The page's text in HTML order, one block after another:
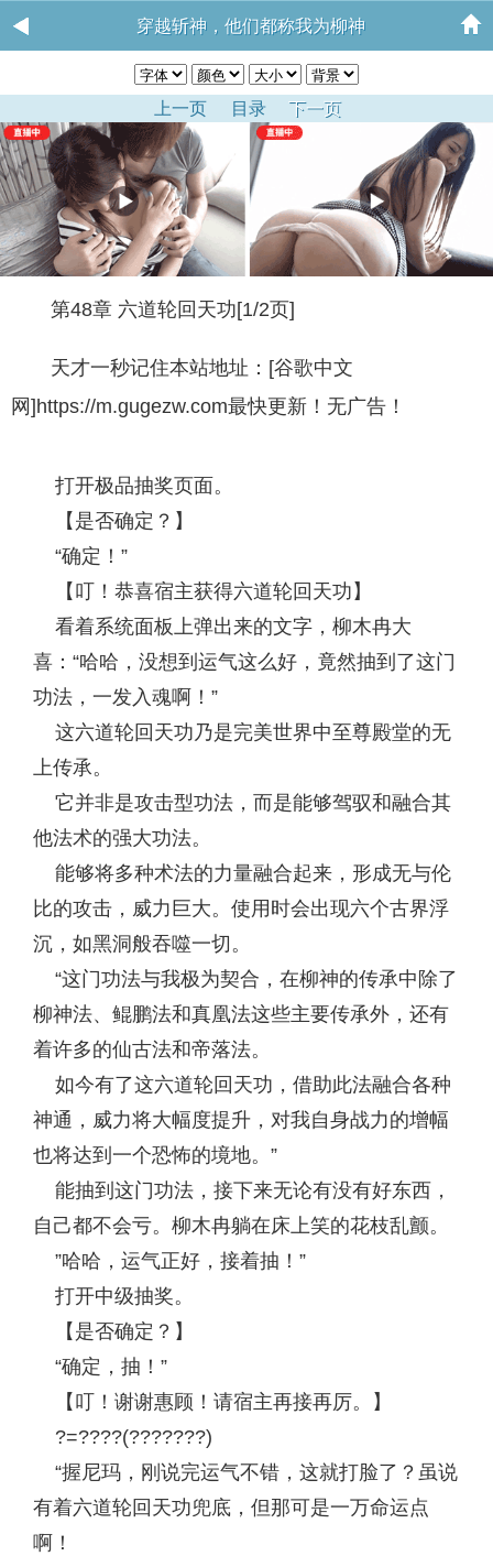
穿越斩神，他们都称我为柳神
上一页 目录 下一页
第48章 六道轮回天功[1/2页]
天才一秒记住本站地址：[谷歌中文
网]https://m.gugezw.com最快更新！无广告！
打开极品抽奖页面。
【是否确定？】
“确定！”
【叮！恭喜宿主获得六道轮回天功】
看着系统面板上弹出来的文字，柳木冉大
喜：“哈哈，没想到运气这么好，竟然抽到了这门
功法，一发入魂啊！”
这六道轮回天功乃是完美世界中至尊殿堂的无
上传承。
它并非是攻击型功法，而是能够驾驭和融合其
他法术的强大功法。
能够将多种术法的力量融合起来，形成无与伦
比的攻击，威力巨大。使用时会出现六个古界浮
沉，如黑洞般吞噬一切。
“这门功法与我极为契合，在柳神的传承中除了
柳神法、鲲鹏法和真凰法这些主要传承外，还有
着许多的仙古法和帝落法。
如今有了这六道轮回天功，借助此法融合各种
神通，威力将大幅度提升，对我自身战力的增幅
也将达到一个恐怖的境地。”
能抽到这门功法，接下来无论有没有好东西，
自己都不会亏。柳木冉躺在床上笑的花枝乱颤。
”哈哈，运气正好，接着抽！”
打开中级抽奖。
【是否确定？】
“确定，抽！”
【叮！谢谢惠顾！请宿主再接再厉。】
?=????(???????)
“握尼玛，刚说完运气不错，这就打脸了？虽说
有着六道轮回天功兜底，但那可是一万命运点
啊！